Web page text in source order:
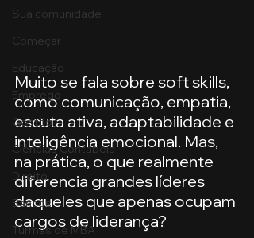
Sua comunidade
Começar
Educação
Emprego
Gestão
Ciências Contábeis
Direito
Bancos
Turmas de MBA
Muito se fala sobre soft skills,
como comunicação, empatia,
escuta ativa, adaptabilidade e
inteligência emocional. Mas,
na prática, o que realmente
diferencia grandes líderes
daqueles que apenas ocupam
cargos de liderança?